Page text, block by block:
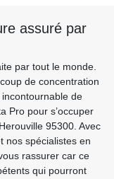
assuré par
par tout le monde.
de concentration
incontournable de
Pro pour s’occuper
95300. Avec
nos spécialistes en
rassurer car ce
qui pourront